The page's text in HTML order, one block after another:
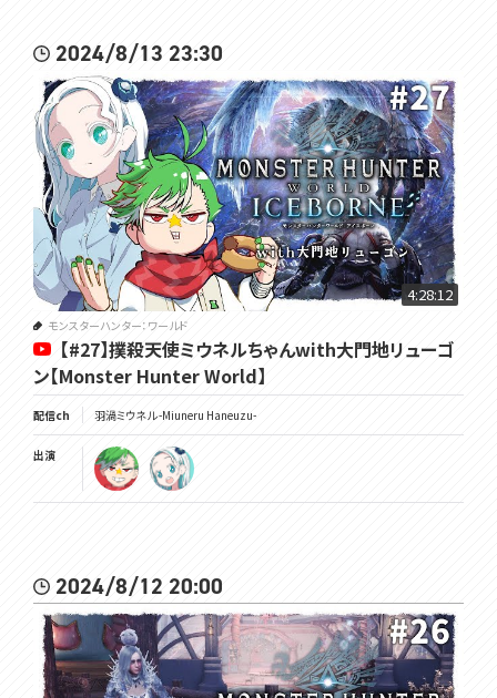
2024/8/13 23:30
4:28:12
モンスターハンター：ワールド
【#27】撲殺天使ミウネルちゃんwith大門地リューゴ
ン【Monster Hunter World】
配信ch 羽渦ミウネル -Miuneru Haneuzu-
出演
2024/8/12 20:00